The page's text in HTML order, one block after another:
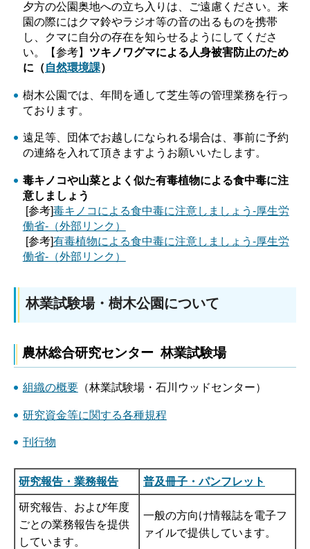
夕方の公園奥地への立ち入りは、ご遠慮ください。来
園の際にはクマ鈴やラジオ等の音の出るものを携帯
し、クマに自分の存在を知らせるようにしてくださ
い。【参考】 ツキノワグマによる人身被害防止のため
に（自然環境課）
樹木公園では、年間を通して芝生等の管理業務を行っ
ております。
遠足等、団体でお越しになられる場合は、事前に予約
の連絡を入れて頂きますようお願いいたします。
毒キノコや山菜とよく似た有毒植物による食中毒に注
意しましょう
[参考]毒キノコによる食中毒に注意しましょう-厚生労
働省-（外部リンク）
[参考]有毒植物による食中毒に注意しましょう-厚生労
働省-（外部リンク）
林業試験場・樹木公園について
農林総合研究センター 林業試験場
組織の概要（林業試験場・石川ウッドセンター）
研究資金等に関する各種規程
刊行物
研究報告・業務報告 普及冊子・パンフレット
研究報告、および年度
ごとの業務報告を提供
しています。
一般の方向け情報誌を電子フ
ァイルで提供しています。